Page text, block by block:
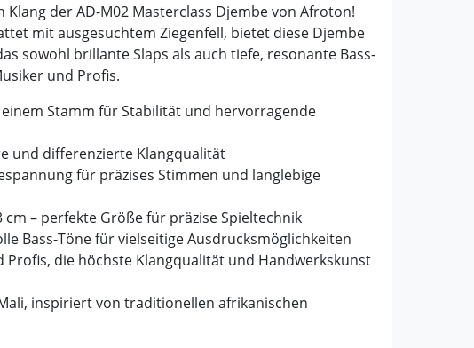
der AD-M02 Masterclass Djembe von Afroton!
mit ausgesuchtem Ziegenfell, bietet diese Djembe
sowohl brillante Slaps als auch tiefe, resonante Bass-
und Profis.
Stamm für Stabilität und hervorragende
und differenzierte Klangqualität
für präzises Stimmen und langlebige
cm – perfekte Größe für präzise Spieltechnik
Bass-Töne für vielseitige Ausdrucksmöglichkeiten
die höchste Klangqualität und Handwerkskunst
inspiriert von traditionellen afrikanischen